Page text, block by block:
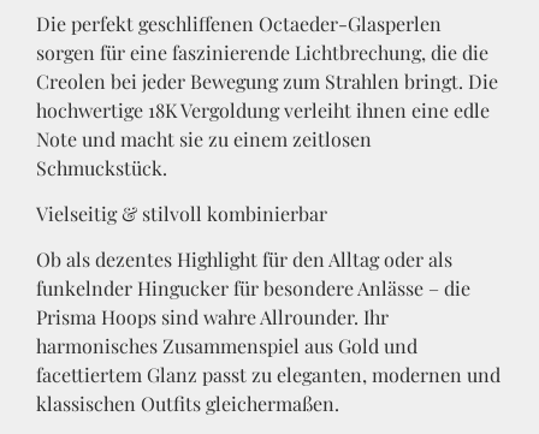
Die perfekt geschliffenen Octaeder-Glasperlen
sorgen für eine faszinierende Lichtbrechung, die die
Creolen bei jeder Bewegung zum Strahlen bringt. Die
hochwertige 18K Vergoldung verleiht ihnen eine edle
Note und macht sie zu einem zeitlosen
Schmuckstück.
Vielseitig & stilvoll kombinierbar
Ob als dezentes Highlight für den Alltag oder als
funkelnder Hingucker für besondere Anlässe – die
Prisma Hoops sind wahre Allrounder. Ihr
harmonisches Zusammenspiel aus Gold und
facettiertem Glanz passt zu eleganten, modernen und
klassischen Outfits gleichermaßen.